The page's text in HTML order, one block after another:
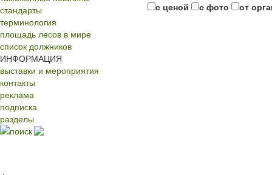
стандарты
терминология
площадь лесов в мире
список должников
ИНФОРМАЦИЯ
выставки и мероприятия
контакты
реклама
подписка
разделы
поиск
с ценой с фото от